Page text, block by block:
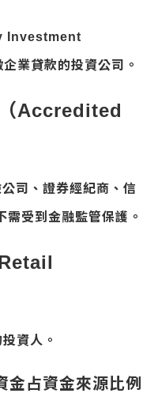
Investment
業貸款的投資公司。
（Accredited
司、證券經紀商、信
受到金融監管保護。
資人。
占資金來源比例